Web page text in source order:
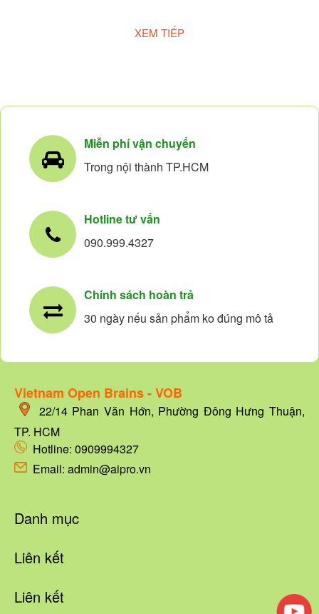
XEM TIẾP
Miễn phí vận chuyển
Trong nội thành TP.HCM
Hotline tư vấn
090.999.4327
Chính sách hoàn trả
30 ngày nếu sản phẩm ko đúng mô tả
Vietnam Open Brains - VOB
22/14Phan Văn Hớn, Phường Đông Hưng Thuận,
TP. HCM
Hotline: 0909994327
Email: admin@aipro.vn
Danh mục
Liên kết
Liên kết